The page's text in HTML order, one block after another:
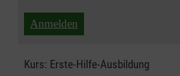
Anmelden
Kurs: Erste-Hilfe-Ausbildung